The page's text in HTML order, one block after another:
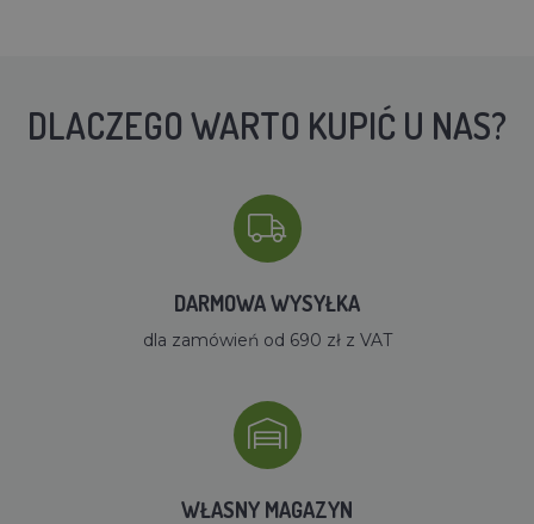
DLACZEGO WARTO KUPIĆ U NAS?
DARMOWA WYSYŁKA
dla zamówień od 690 zł z VAT
WŁASNY MAGAZYN